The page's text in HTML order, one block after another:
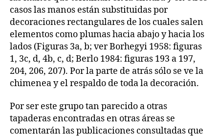
casos las manos están substituidas por
decoraciones rectangulares de los cuales salen
elementos como plumas hacia abajo y hacia los
lados (Figuras 3a, b; ver Borhegyi 1958: figuras
1, 3c, d, 4b, c, d; Berlo 1984: figuras 193 a 197,
204, 206, 207). Por la parte de atrás sólo se ve la
chimenea y el respaldo de toda la decoración.
Por ser este grupo tan parecido a otras
tapaderas encontradas en otras áreas se
comentarán las publicaciones consultadas que